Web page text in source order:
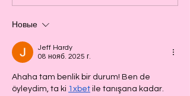
Новые
Jeff Hardy
08 нояб. 2025 г.
Ahaha tam benlik bir durum! Ben de
öyleydim, ta ki 1xbet ile tanışana kadar.